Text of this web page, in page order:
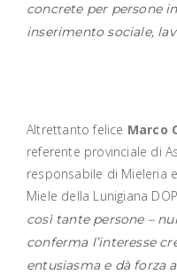
concrete per persone
inserimento sociale,
Altrettanto felice Marco
referente provinciale di
responsabile di Mieleria
Miele della Lunigiana
così tante persone –
conferma l’interesse
entusiasma e dà forza